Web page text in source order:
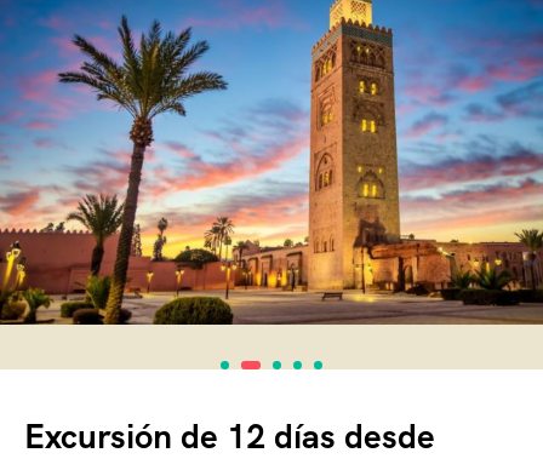
Excursión de 12 días desde